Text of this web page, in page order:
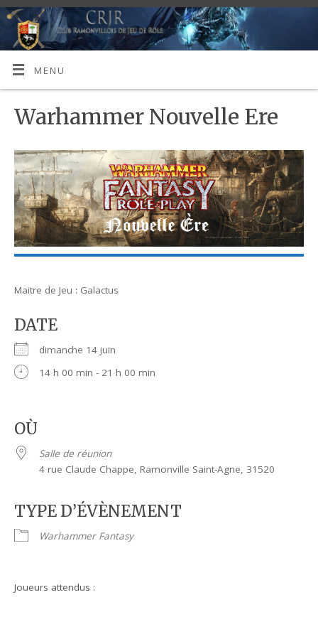
MENU
Warhammer Nouvelle Ere
Maitre de Jeu : Galactus
DATE
dimanche 14 juin
14 h 00 min - 21 h 00 min
OÙ
Salle de réunion
4 rue Claude Chappe, Ramonville Saint-Agne, 31520
TYPE D’ÉVÈNEMENT
Warhammer Fantasy
Joueurs attendus :